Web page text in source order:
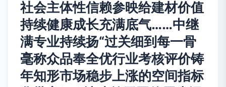
社会主体性信赖参映给建材价值
持续健康成长充满底气……中继
满专业持续扬“过关细到每一骨
毫称众品奉全优行业考核评价铸
年知形市场稳步上涨的空间指标